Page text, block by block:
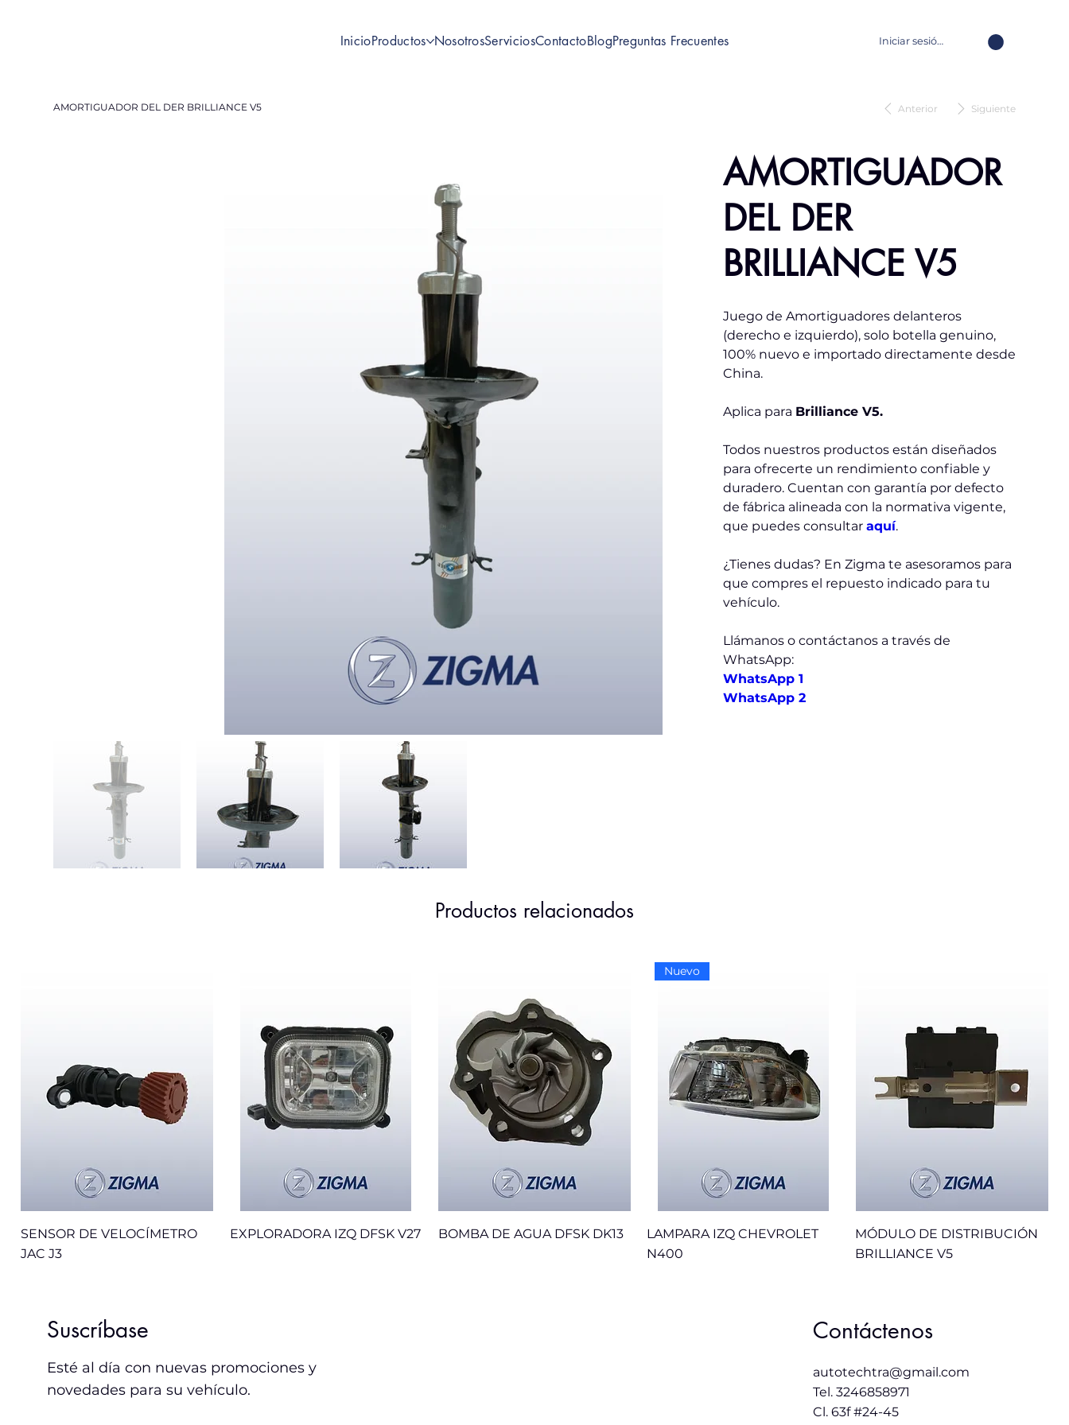
Iniciar sesión
InicioProductos NosotrosServiciosContactoBlogPreguntas Frecuentes
AMORTIGUADOR DEL DER BRILLIANCE V5 Anterior Siguiente
AMORTIGUADOR
DEL DER
BRILLIANCE V5
Juego de Amortiguadores delanteros
(derecho e izquierdo), solo botella genuino,
100% nuevo e importado directamente desde
China.
Aplica para Brilliance V5.
Todos nuestros productos están diseñados
para ofrecerte un rendimiento confiable y
duradero. Cuentan con garantía por defecto
de fábrica alineada con la normativa vigente,
que puedes consultar aquí.
¿Tienes dudas? En Zigma te asesoramos para
que compres el repuesto indicado para tu
vehículo.
Llámanos o contáctanos a través de
WhatsApp:
WhatsApp 1
WhatsApp 2
Productos relacionados
SENSOR DE VELOCÍMETRO
JAC J3
EXPLORADORA IZQ DFSK V27 BOMBA DE AGUA DFSK DK13
Nuevo
LAMPARA IZQ CHEVROLET
N400
MÓDULO DE DISTRIBUCIÓN
BRILLIANCE V5
Suscríbase
Esté al día con nuevas promociones y
novedades para su vehículo.
Contáctenos
autotechtra@gmail.com
Tel. 3246858971
Cl. 63f #24-45